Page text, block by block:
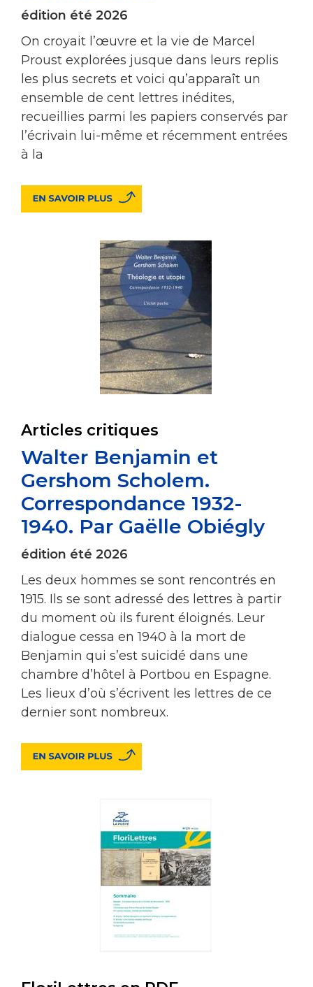
édition été 2026
On croyait l’œuvre et la vie de Marcel
Proust explorées jusque dans leurs replis
les plus secrets et voici qu’apparaît un
ensemble de cent lettres inédites,
recueillies parmi les papiers conservés par
l’écrivain lui-même et récemment entrées
à la
Articles critiques
Walter Benjamin et
Gershom Scholem.
Correspondance 1932-
1940. Par Gaëlle Obiégly
édition été 2026
Les deux hommes se sont rencontrés en
1915. Ils se sont adressé des lettres à partir
du moment où ils furent éloignés. Leur
dialogue cessa en 1940 à la mort de
Benjamin qui s’est suicidé dans une
chambre d’hôtel à Portbou en Espagne.
Les lieux d’où s’écrivent les lettres de ce
dernier sont nombreux.